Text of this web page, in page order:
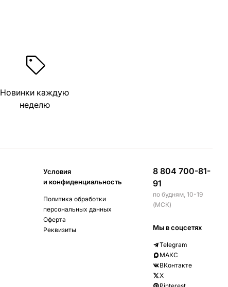
Новинки каждую
неделю
Условия
и конфиденциальность
Политика обработки
персональных данных
Оферта
Реквизиты
8 804 700-81-
91
по будням, 10-19
(МСК)
Мы в соцсетях
Telegram
МАКС
ВКонтакте
X